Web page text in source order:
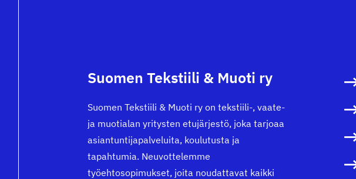
Suomen Tekstiili & Muoti ry
Suomen Tekstiili & Muoti ry on tekstiili-, vaate-
ja muotialan yritysten etujärjestö, joka tarjoaa
asiantuntijapalveluita, koulutusta ja
tapahtumia. Neuvottelemme
työehtosopimukset, joita noudattavat kaikki